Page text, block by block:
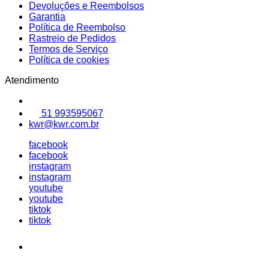
Devoluções e Reembolsos
Garantia
Política de Reembolso
Rastreio de Pedidos
Termos de Serviço
Política de cookies
Atendimento
51 993595067
kwr@kwr.com.br
facebook
facebook
instagram
instagram
youtube
youtube
tiktok
tiktok